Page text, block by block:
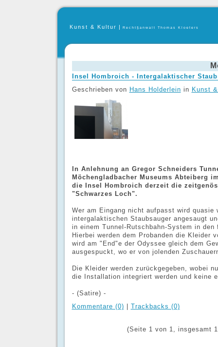
Kunst & Kultur | Recht§anwalt Thomas Kloeters
Insel Hombroich - Intergalaktischer
Geschrieben von Hans Holderlein in Kunst
In Anlehnung an Gregor Schneiders
Möchengladbacher Museums Abteiberg
die Insel Hombroich derzeit die
"Schwarzes Loch".
Wer am Eingang nicht aufpasst wird quasie
intergalaktischen Staubsauger angesaugt
in einem Tunnel-Rutschbahn-System in
Hierbei werden dem Probanden die Kleider
wird am "End"e der Odyssee gleich dem
ausgespuckt, wo er von jolenden
Die Kleider werden zurückgegeben, wobei
die Installation integriert werden und keine
- (Satire) -
Kommentare (0)
Trackbacks (0)
(Seite 1 von 1, insgesamt